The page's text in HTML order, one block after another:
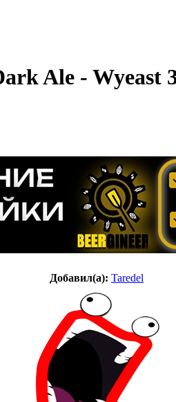
Ale - Wyeast
Добавил(а): Taredel